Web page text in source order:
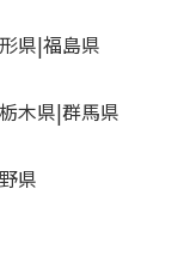
県 福島県
栃木県 群馬県
県